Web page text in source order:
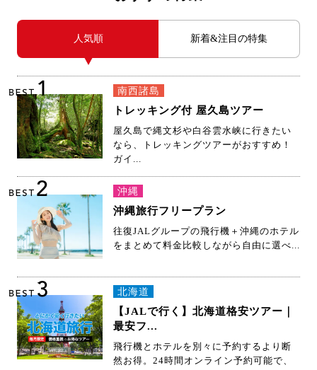
BEST1 南西諸島
トレッキング付 屋久島ツアー
屋久島で縄文杉や白谷雲水峡に行きたい
なら、トレッキングツアーがおすすめ！
ガイ...
BEST2 沖縄
沖縄旅行フリープラン
往復JALグループの飛行機＋沖縄のホテル
をまとめて料金比較しながら自由に選べ...
BEST3 北海道
【JALで行く】北海道格安ツアー｜
最安フ...
飛行機とホテルを別々に予約するより断
然お得。24時間オンライン予約可能で、
e...